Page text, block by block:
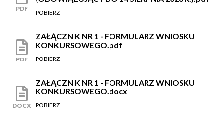
PDF
POBIERZ
PDF
ZAŁĄCZNIK NR 1 - FORMULARZ WNIOSKU
KONKURSOWEGO.pdf
POBIERZ
DOCX
ZAŁĄCZNIK NR 1 - FORMULARZ WNIOSKU
KONKURSOWEGO.docx
POBIERZ